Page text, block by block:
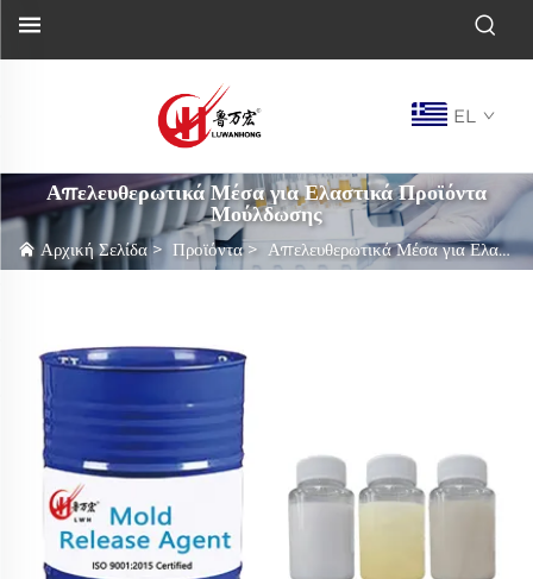
EL
Απελευθερωτικά Μέσα για Ελαστικά Προϊόντα
Μούλδωσης
Αρχική Σελίδα> Προϊόντα> Απελευθερωτικά Μέσα για Ελαστικά Προϊόντα Μούλδωσης